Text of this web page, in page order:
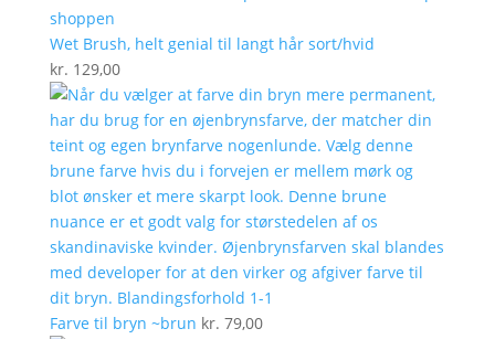
Wet Brush, helt genial til langt hår sort/hvid
kr. 129,00
Farve til bryn ~brun kr. 79,00